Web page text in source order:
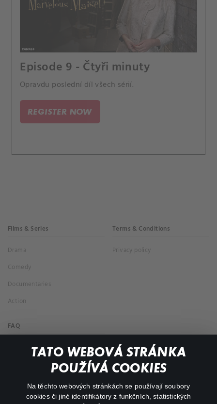
TATO WEBOVÁ STRÁNKA
POUŽÍVÁ COOKIES
Na těchto webových stránkách se používají soubory
cookies či jiné identifikátory z funkčních, statistických
Episode 9 - Čtyři minuty
Opravdu poslední díl všech sérií.
REGISTER NOW
Films & Series
Drama
Comedy
Documentaries
Action
Terms & Conditions
Privacy policy
FAQ
My profile
facebookinstagram